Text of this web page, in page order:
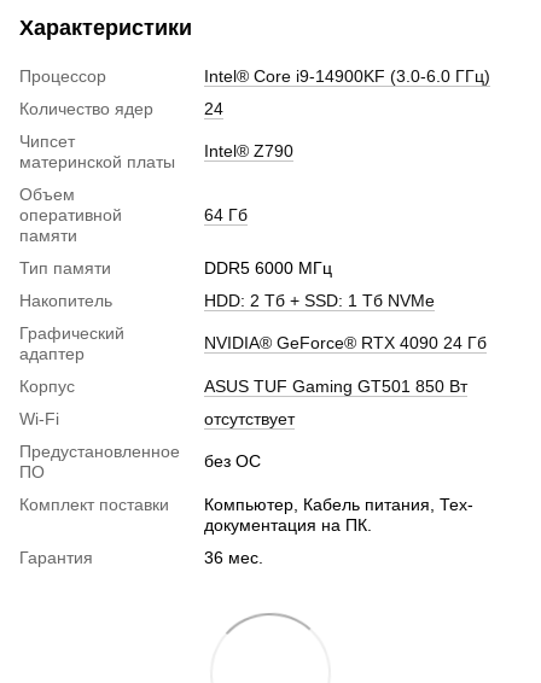
Характеристики
Процессор
Intel® Core i9-14900KF (3.0-6.0 ГГц)
Количество ядер
24
Чипсет
материнской платы
Intel® Z790
Объем
оперативной
памяти
64 Гб
Тип памяти
DDR5 6000 МГц
Накопитель
HDD: 2 Тб + SSD: 1 Тб NVMe
Графический
адаптер
NVIDIA® GeForce® RTX 4090 24 Гб
Корпус
ASUS TUF Gaming GT501 850 Вт
Wi-Fi
отсутствует
Предустановленное
ПО
без ОС
Комплект поставки
Компьютер, Кабель питания, Тех-
документация на ПК.
Гарантия
36 мес.